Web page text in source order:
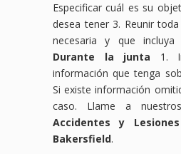
Especificar cuál es su
desea tener 3. Reunir
necesaria y que
Durante la junta 1.
información que tenga
Si existe información
caso. Llame a
Accidentes y
Bakersfield.